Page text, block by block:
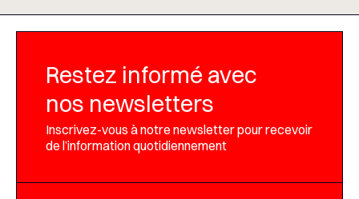
Restez informé avec
nos newsletters
Inscrivez-vous à notre newsletter pour recevoir
de l’information quotidiennement